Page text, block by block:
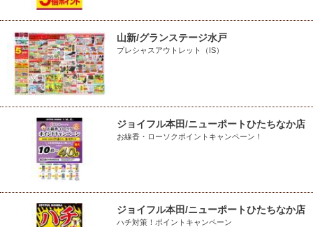
山新/グランステージ水戸
プレシャスアウトレット（IS）
ジョイフル本田/ニューポートひたちなか店
お線香・ローソクポイントキャンペーン！
ジョイフル本田/ニューポートひたちなか店
ハチ対策！ポイントキャンペーン